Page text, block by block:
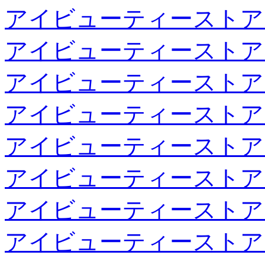
アイビューティースト
アイビューティースト
アイビューティースト
アイビューティースト
アイビューティースト
アイビューティースト
アイビューティースト
アイビューティースト